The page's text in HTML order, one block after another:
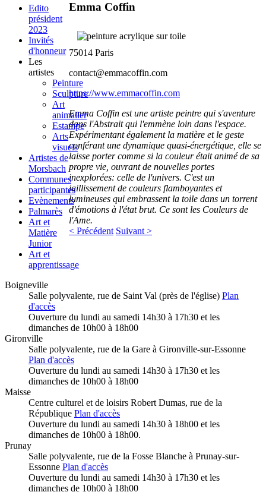
Emma Coffin
75014 Paris
contact@emmacoffin.com
https://www.emmacoffin.com
Emma Coffin est une artiste peintre qui s'aventure
dans l'Abstrait qui l'emmène loin dans l'espace.
Expérimentant également la matière et le geste
conférant une dynamique quasi-énergétique, elle se
laisse porter comme si la couleur était animé de sa
propre vie, ouvrant de nouvelles portes
inexplorées: celle de l'univers. C'est un
jaillissement de couleurs flamboyantes et
lumineuses qui embrassent la toile dans un torrent
d'émotions à l'état brut. Ce sont les Couleurs de
l'Ame.
< Précédent Suivant >
Edito
président
2023
Invités
d'honneur
Les
artistes
Peinture
Sculpture
Art
animalier
Estampe
Arts
visuels
Artistes de
Morsbach
Communes
participantes
Evènements
Palmarès
Art et
Matière
Junior
Art et
apprentissage
Boigneville
Salle polyvalente, rue de Saint Val (près de l'église) Plan
d'accès
Ouverture du lundi au samedi 14h30 à 17h30 et les
dimanches de 10h00 à 18h00
Gironville
Salle polyvalente, rue de la Gare à Gironville-sur-Essonne
Plan d'accès
Ouverture du lundi au samedi 14h30 à 17h30 et les
dimanches de 10h00 à 18h00
Maisse
Centre culturel et de loisirs Robert Dumas, rue de la
République Plan d'accès
Ouverture du lundi au samedi 14h30 à 18h00 et les
dimanches de 10h00 à 18h00.
Prunay
Salle polyvalente, rue de la Fosse Blanche à Prunay-sur-
Essonne Plan d'accès
Ouverture du lundi au samedi 14h30 à 17h30 et les
dimanches de 10h00 à 18h00